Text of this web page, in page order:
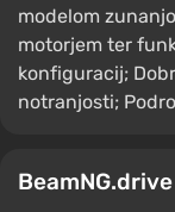
modelom
motorjem ter
konfiguracij;
notranjosti;